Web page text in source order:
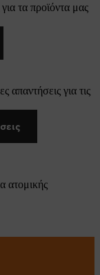
τα προϊόντα μας
απαντήσεις για τις
ατομικής